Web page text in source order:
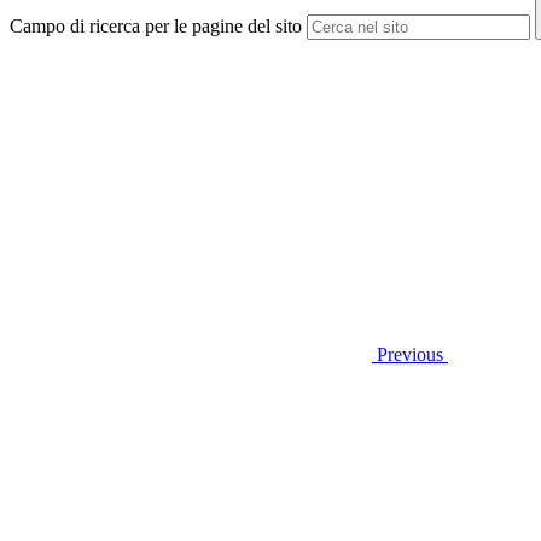
Campo di ricerca per le pagine del sito
Previous